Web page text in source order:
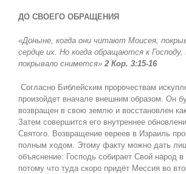
ДО СВОЕГО ОБРАЩЕНИЯ
«Доныне, когда они читают Моисея,
сердце их. Но когда обращаются к
покрывало снимется» 2 Кор. 3:15-16
Согласно Библейским пророчествам
произойдет вначале внешним образом. Он
возвращен в свою землю и восстановлен
Затем совершится его внутреннее
Святого. Возвращение евреев в Израиль
полным ходом. Этому факту можно дать
объяснение: Господь собирает Свой народ
потому что туда скоро придёт Мессия во